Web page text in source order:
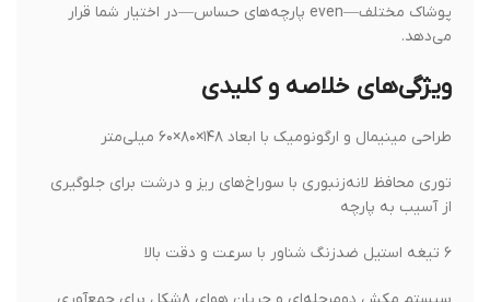
پوشاک مختلف—even پارچه‌های حساس—در اختیار شما قرار
می‌دهد.
ویژگی‌های خلاصه و کلیدی
طراحی مینیمال و ارگونومیک با ابعاد ۱۴۸×۸۰×۶۰ میلی‌متر
توری محافظ لانه‌زنبوری با سوراخ‌های ریز و درشت برای جلوگیری
از آسیب به پارچه